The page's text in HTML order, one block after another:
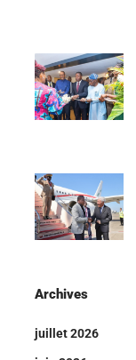
Archives
juillet 2026